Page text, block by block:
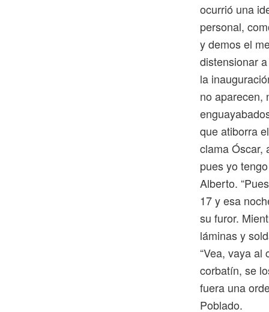
ocurrió una
personal,
y demos el
distensionar
la
no aparecen,
que atiborra
clama Óscar,
pues yo
Alberto.
17 y esa
su furor.
láminas y
“Vea, vaya
corbatín, se
fuera una
Poblado.